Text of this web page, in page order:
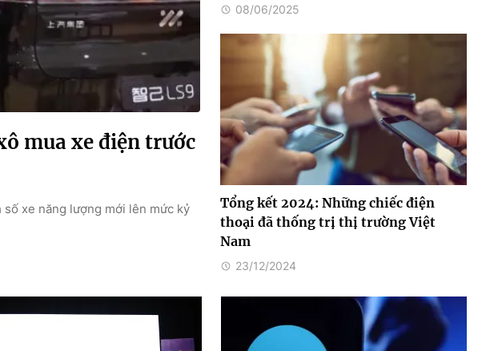
mua xe điện trước
xe năng lượng mới lên mức kỷ
08/06/2025
Tổng kết 2024: Những chiếc điện
thoại đã thống trị thị trường Việt
Nam
23/12/2024